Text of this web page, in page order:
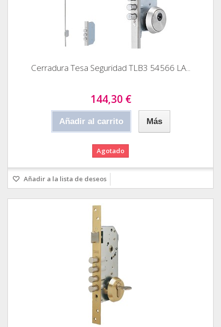
Cerradura Tesa Seguridad TLB3 54566 LA...
144,30 €
Añadir al carrito Más
Agotado
Añadir a la lista de deseos